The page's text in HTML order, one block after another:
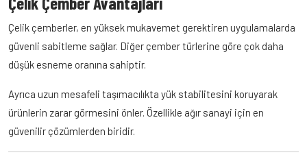
Çelik çemberler, en yüksek mukavemet gerektiren uygulamalarda
güvenli sabitleme sağlar. Diğer çember türlerine göre çok daha
düşük esneme oranına sahiptir.
Ayrıca uzun mesafeli taşımacılıkta yük stabilitesini koruyarak
ürünlerin zarar görmesini önler. Özellikle ağır sanayi için en
güvenilir çözümlerden biridir.